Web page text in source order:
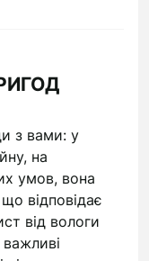
з вами: у
на
умов, вона
відповідає
від вологи
важливі